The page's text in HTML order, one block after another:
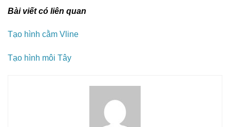
Bài viết có liên quan
Tạo hình cằm Vline
Tạo hình môi Tây